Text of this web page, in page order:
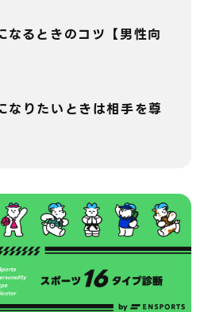
なるときのコツ【男性向
なりたいときは相手を尊